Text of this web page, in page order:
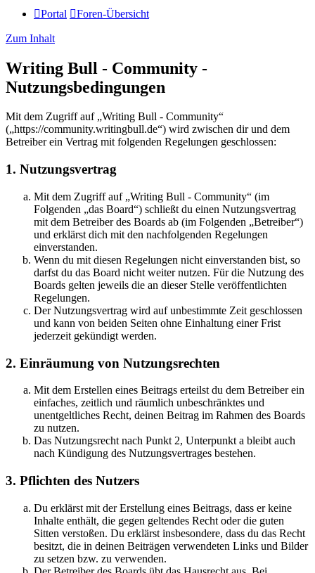
Portal Foren-Übersicht
Zum Inhalt
Writing Bull - Community -
Nutzungsbedingungen
Mit dem Zugriff auf „Writing Bull - Community“
(„https://community.writingbull.de“) wird zwischen dir und dem
Betreiber ein Vertrag mit folgenden Regelungen geschlossen:
1. Nutzungsvertrag
Mit dem Zugriff auf „Writing Bull - Community“ (im
Folgenden „das Board“) schließt du einen Nutzungsvertrag
mit dem Betreiber des Boards ab (im Folgenden „Betreiber“)
und erklärst dich mit den nachfolgenden Regelungen
einverstanden.
Wenn du mit diesen Regelungen nicht einverstanden bist, so
darfst du das Board nicht weiter nutzen. Für die Nutzung des
Boards gelten jeweils die an dieser Stelle veröffentlichten
Regelungen.
Der Nutzungsvertrag wird auf unbestimmte Zeit geschlossen
und kann von beiden Seiten ohne Einhaltung einer Frist
jederzeit gekündigt werden.
2. Einräumung von Nutzungsrechten
Mit dem Erstellen eines Beitrags erteilst du dem Betreiber ein
einfaches, zeitlich und räumlich unbeschränktes und
unentgeltliches Recht, deinen Beitrag im Rahmen des Boards
zu nutzen.
Das Nutzungsrecht nach Punkt 2, Unterpunkt a bleibt auch
nach Kündigung des Nutzungsvertrages bestehen.
3. Pflichten des Nutzers
Du erklärst mit der Erstellung eines Beitrags, dass er keine
Inhalte enthält, die gegen geltendes Recht oder die guten
Sitten verstoßen. Du erklärst insbesondere, dass du das Recht
besitzt, die in deinen Beiträgen verwendeten Links und Bilder
zu setzen bzw. zu verwenden.